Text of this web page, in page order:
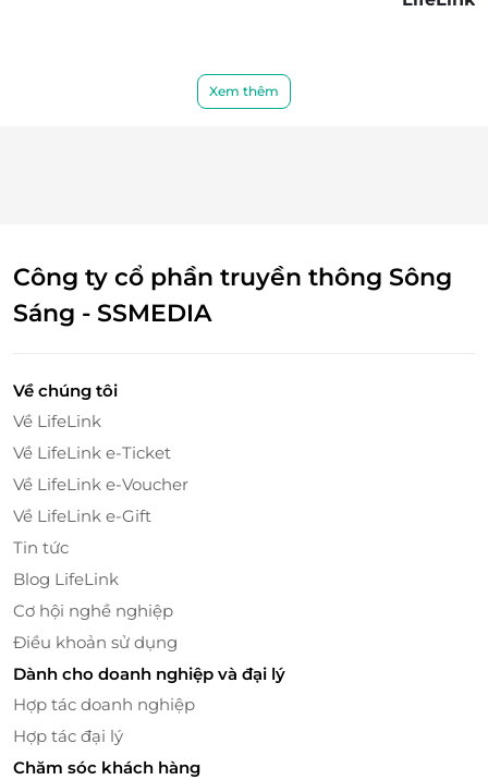
Xem thêm
Công ty cổ phần truyền thông Sông
Sáng - SSMEDIA
Về chúng tôi
Về LifeLink
Về LifeLink e-Ticket
Về LifeLink e-Voucher
Về LifeLink e-Gift
Tin tức
Blog LifeLink
Cơ hội nghề nghiệp
Điều khoản sử dụng
Dành cho doanh nghiệp và đại lý
Hợp tác doanh nghiệp
Hợp tác đại lý
Chăm sóc khách hàng